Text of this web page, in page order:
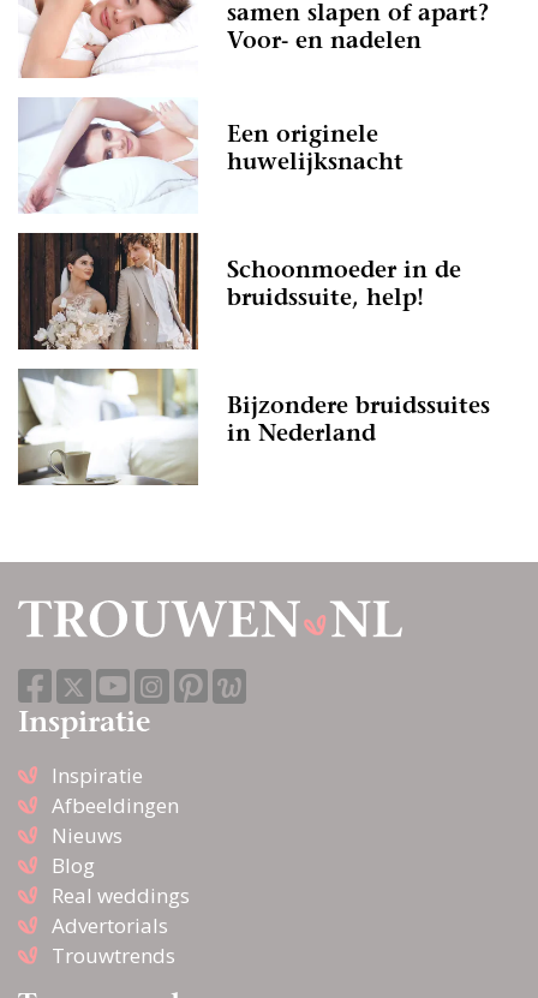
samen slapen of apart?
Voor- en nadelen
Een originele
huwelijksnacht
Schoonmoeder in de
bruidssuite, help!
Bijzondere bruidssuites
in Nederland
Inspiratie
Inspiratie
Afbeeldingen
Nieuws
Blog
Real weddings
Advertorials
Trouwtrends